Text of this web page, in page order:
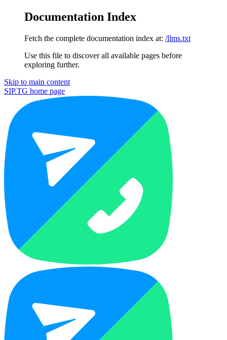
Documentation Index
Fetch the complete documentation index at: /llms.txt
Use this file to discover all available pages before
exploring further.
Skip to main content
SIP.TG home page